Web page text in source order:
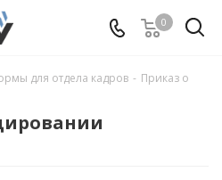
0
для отдела кадров - Приказ о